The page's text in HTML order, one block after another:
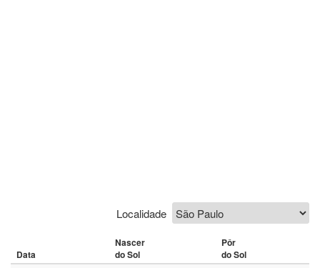
Localidade
Data
Nascer
do Sol
Pôr
do Sol